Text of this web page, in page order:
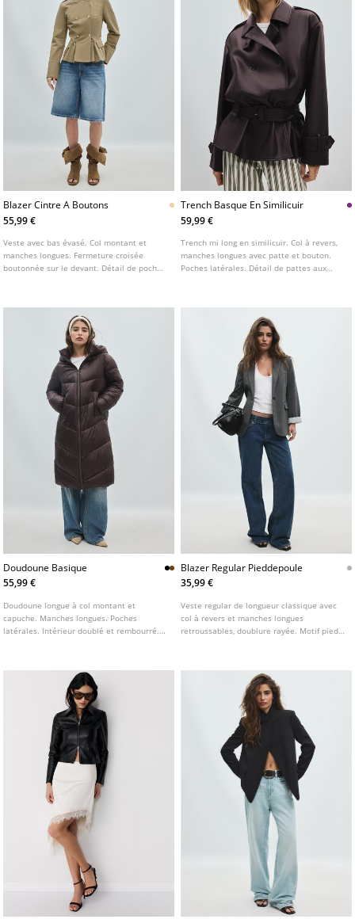
Blazer Cintre A Boutons
55,99 €
Veste avec bas évasé. Col montant et
manches longues. Fermeture croisée
boutonnée sur le devant. Détail de poches
Trench Basque En Similicuir
59,99 €
Trench mi long en similicuir. Col à revers,
manches longues avec patte et bouton.
Poches latérales. Détail de pattes aux
Doudoune Basique
55,99 €
Doudoune longue à col montant et
capuche. Manches longues. Poches
latérales. Intérieur doublé et rembourré.
Blazer Regular Pieddepoule
35,99 €
Veste regular de longueur classique avec
col à revers et manches longues
retroussables, doublure rayée. Motif pied-